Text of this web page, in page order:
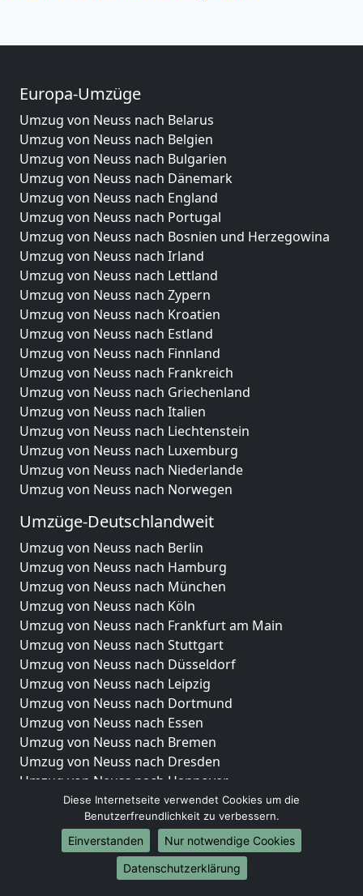
Europa-Umzüge
Umzug von Neuss nach Belarus
Umzug von Neuss nach Belgien
Umzug von Neuss nach Bulgarien
Umzug von Neuss nach Dänemark
Umzug von Neuss nach England
Umzug von Neuss nach Portugal
Umzug von Neuss nach Bosnien und Herzegowina
Umzug von Neuss nach Irland
Umzug von Neuss nach Lettland
Umzug von Neuss nach Zypern
Umzug von Neuss nach Kroatien
Umzug von Neuss nach Estland
Umzug von Neuss nach Finnland
Umzug von Neuss nach Frankreich
Umzug von Neuss nach Griechenland
Umzug von Neuss nach Italien
Umzug von Neuss nach Liechtenstein
Umzug von Neuss nach Luxemburg
Umzug von Neuss nach Niederlande
Umzug von Neuss nach Norwegen
Umzüge-Deutschlandweit
Umzug von Neuss nach Berlin
Umzug von Neuss nach Hamburg
Umzug von Neuss nach München
Umzug von Neuss nach Köln
Umzug von Neuss nach Frankfurt am Main
Umzug von Neuss nach Stuttgart
Umzug von Neuss nach Düsseldorf
Umzug von Neuss nach Leipzig
Umzug von Neuss nach Dortmund
Umzug von Neuss nach Essen
Umzug von Neuss nach Bremen
Umzug von Neuss nach Dresden
Umzug von Neuss nach Hannover
Umzug von Neuss nach Nürnberg
Umzug von Neuss nach Duisburg
Umzug von Neuss nach Bochum
Umzug von Neuss nach Wuppertal
Umzug von Neuss nach Bielefeld
Diese Internetseite verwendet Cookies um die
Benutzerfreundlichkeit zu verbessern.
Einverstanden
Nur notwendige Cookies
Datenschutzerklärung